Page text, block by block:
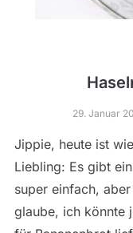
29. Januar
Jippie, heute ist
Liebling: Es gibt
super einfach,
glaube, ich könnte